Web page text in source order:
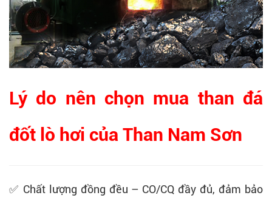
Lý do nên chọn mua than đá
đốt lò hơi của Than Nam Sơn
✅ Chất lượng đồng đều – CO/CQ đầy đủ, đảm bảo